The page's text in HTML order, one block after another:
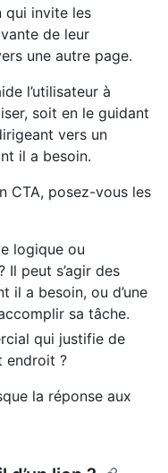
qui invite les
de leur
une autre page.
l’utilisateur à
soit en le guidant
vers un
il a besoin.
CTA, posez-vous les
logique ou
Il peut s’agir des
il a besoin, ou d’une
sa tâche.
qui justifie de
endroit ?
la réponse aux